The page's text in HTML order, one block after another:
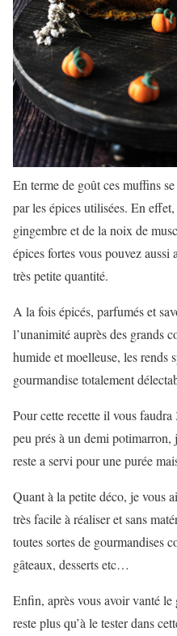
En terme de goût ces muffins
par les épices utilisées. En
gingembre et de la noix de
épices fortes vous pouvez
très petite quantité.
A la fois épicés, parfumés et
l’unanimité auprès des grands
humide et moelleuse, les rends
gourmandise totalement
Pour cette recette il vous
peu prés à un demi potimarron,
reste a servi pour une purée
Quant à la petite déco, je vous
très facile à réaliser et sans
toutes sortes de gourmandises
gâteaux, desserts etc…
Enfin, après vous avoir vanté
reste plus qu’à le tester dans